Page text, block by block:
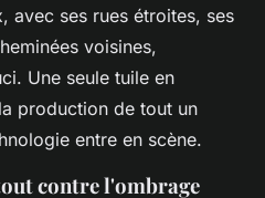
avec ses rues étroites, ses
voisines,
Une seule tuile en
production de tout un
entre en scène.
contre l'ombrage